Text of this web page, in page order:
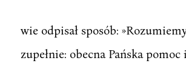
wie odpisał sposób:
zupełnie: obecna Pańska pomoc